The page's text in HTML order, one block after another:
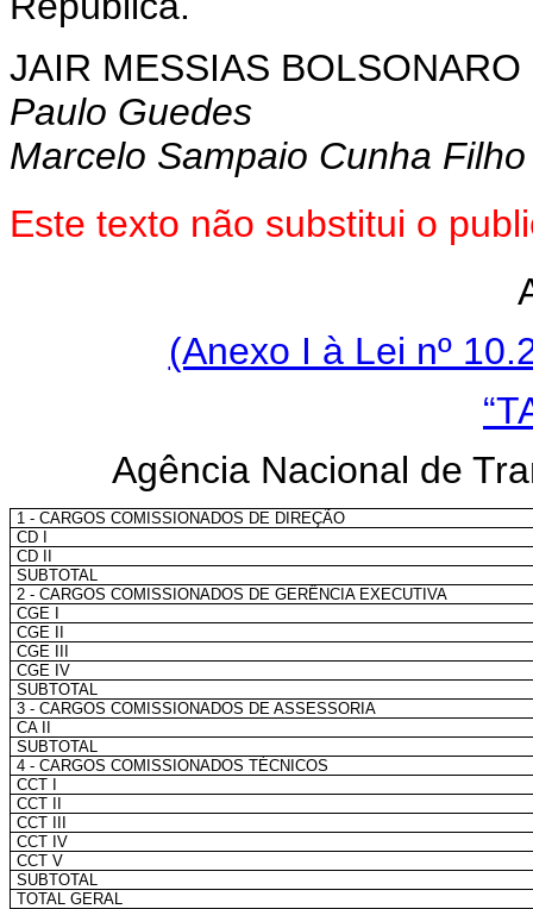
JAIR MESSIAS BOLSONARO
Paulo Guedes
Marcelo Sampaio Cunha Filho
Este texto não substitui o
(Anexo I à Lei nº
Agência Nacional de
1 - CARGOS COMISSIONADOS DE DIREÇÃO
CD I
CD II
SUBTOTAL
2 - CARGOS COMISSIONADOS DE GERÊNCIA EXECUTIVA
CGE I
CGE II
CGE III
CGE IV
SUBTOTAL
3 - CARGOS COMISSIONADOS DE ASSESSORIA
CA II
SUBTOTAL
4 - CARGOS COMISSIONADOS TÉCNICOS
CCT I
CCT II
CCT III
CCT IV
CCT V
SUBTOTAL
TOTAL GERAL